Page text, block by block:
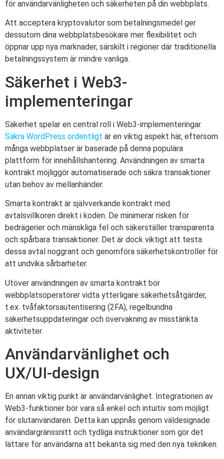
för användarvänligheten och säkerheten på din webbplats.
Att acceptera kryptovalutor som betalningsmedel ger
dessutom dina webbplatsbesökare mer flexibilitet och
öppnar upp nya marknader, särskilt i regioner där traditionella
betalningssystem är mindre vanliga.
Säkerhet i Web3-
implementeringar
Säkerhet spelar en central roll i Web3-implementeringar.
Säkra WordPress ordentligt är en viktig aspekt här, eftersom
många webbplatser är baserade på denna populära
plattform för innehållshantering. Användningen av smarta
kontrakt möjliggör automatiserade och säkra transaktioner
utan behov av mellanhänder.
Smarta kontrakt är självverkande kontrakt med
avtalsvillkoren direkt i koden. De minimerar risken för
bedrägerier och mänskliga fel och säkerställer transparenta
och spårbara transaktioner. Det är dock viktigt att testa
dessa avtal noggrant och genomföra säkerhetskontroller för
att undvika sårbarheter.
Utöver användningen av smarta kontrakt bör
webbplatsoperatörer vidta ytterligare säkerhetsåtgärder,
t.ex. tvåfaktorsautentisering (2FA), regelbundna
säkerhetsuppdateringar och övervakning av misstänkta
aktiviteter.
Användarvänlighet och
UX/UI-design
En annan viktig punkt är användarvänlighet. Integrationen av
Web3-funktioner bör vara så enkel och intuitiv som möjligt
för slutanvändaren. Detta kan uppnås genom väldesignade
användargränssnitt och tydliga instruktioner som gör det
lättare för användarna att bekanta sig med den nya tekniken.